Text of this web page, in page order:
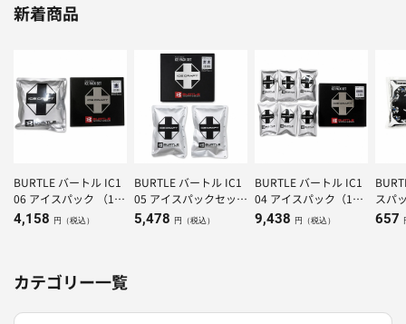
新着商品
BURTLE バートル IC1
06 アイスパック （1K
g）×1個
4,158 円（税込）
BURTLE バートル IC1
05 アイスパックセット
（500g）×２個
5,478 円（税込）
BURTLE バートル IC1
04 アイスパック（150
g）×6個
9,438 円（税込）
スパ
657
カテゴリー一覧